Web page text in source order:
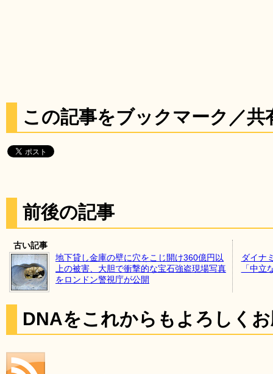
この記事をブックマーク／共
前後の記事
古い記事
地下貸し金庫の壁に穴をこじ開け360億円以
上の被害、大胆で衝撃的な宝石強盗現場写真
をロンドン警視庁が公開
ダイナ
「中立
DNAをこれからもよろしく